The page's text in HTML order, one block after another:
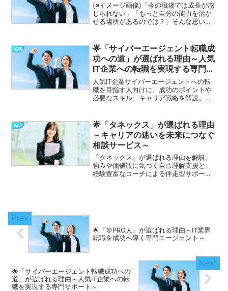
(※イメージ画像)「今の職場では成長が感
じられない」「もっと自分の能力を活か
せる場所があるのでは？」そんな思いか
れば必ずキャリアが上がるとは限りませ
ん。成功する転職には...
転職
🌟「サイバーエージェント転職成
功への道」が選ばれる理由～人気
IT企業への転職を実現する専門サ
ポート～
人気IT企業サイバーエージェントへの転
職を目指す人向けに、成功のポイントや
必要なスキル、キャリア戦略を解説。転
転職
🌟「タネックス」が選ばれる理由
～キャリアの迷いを未来につなぐ
相談サービス～
「タネックス」が選ばれる理由を解説。
強みや価値観に気づく自己理解支援と、
経験豊富なコーチによる伴走型サポート
🌟「＠PRO人」が選ばれる理由～IT業界
転職を成功へ導く専門エージェント～
🌟「サイバーエージェント転職成功への
道」が選ばれる理由～人気IT企業への転
職を実現する専門サポート～